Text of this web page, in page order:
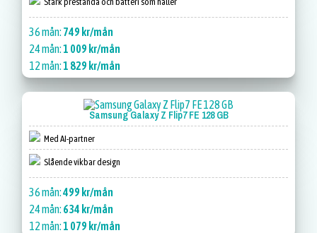
36 mån: 749 kr/mån
24 mån:1 009 kr/mån
12 mån:1 829 kr/mån
Samsung Galaxy Z Flip7 FE 128 GB
Med AI-partner
Slående vikbar design
36 mån:499 kr/mån
24 mån: 634 kr/mån
12 mån:1 079 kr/mån